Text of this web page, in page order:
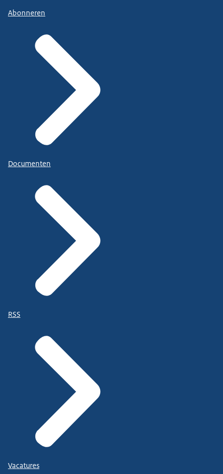
Abonneren
Documenten
RSS
Vacatures